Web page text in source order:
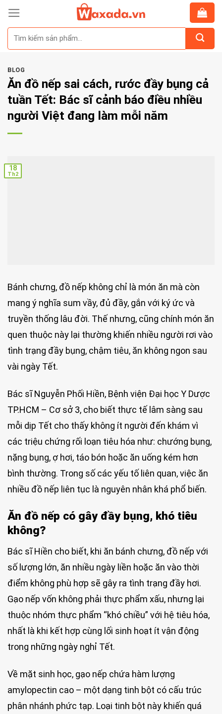
Skip
content
BLOG
Ăn đồ nếp sai cách, rước đầy bụng cả
tuần Tết: Bác sĩ cảnh báo điều nhiều
người Việt đang làm mỗi năm
18
Th2
Bánh chưng, đồ nếp không chỉ là món ăn mà còn
mang ý nghĩa sum vầy, đủ đầy, gắn với ký ức và
truyền thống lâu đời. Thế nhưng, cũng chính món ăn
quen thuộc này lại thường khiến nhiều người rơi vào
tình trạng đầy bụng, chậm tiêu, ăn không ngon sau
vài ngày Tết.
Bác sĩ Nguyễn Phối Hiền, Bệnh viện Đại học Y Dược
TP.HCM – Cơ sở 3, cho biết thực tế lâm sàng sau
mỗi dịp Tết cho thấy không ít người đến khám vì
các triệu chứng rối loạn tiêu hóa như: chướng bụng,
nặng bụng, ợ hơi, táo bón hoặc ăn uống kém hơn
bình thường. Trong số các yếu tố liên quan, việc ăn
nhiều đồ nếp liên tục là nguyên nhân khá phổ biến.
Ăn đồ nếp có gây đầy bụng, khó tiêu
không?
Bác sĩ Hiền cho biết, khi ăn bánh chưng, đồ nếp với
số lượng lớn, ăn nhiều ngày liền hoặc ăn vào thời
điểm không phù hợp sẽ gây ra tình trạng đầy hơi.
Gạo nếp vốn không phải thực phẩm xấu, nhưng lại
thuộc nhóm thực phẩm “khó chiều” với hệ tiêu hóa,
nhất là khi kết hợp cùng lối sinh hoạt ít vận động
trong những ngày nghỉ Tết.
Về mặt sinh học, gạo nếp chứa hàm lượng
amylopectin cao – một dạng tinh bột có cấu trúc
phân nhánh phức tạp. Loại tinh bột này khiến quá